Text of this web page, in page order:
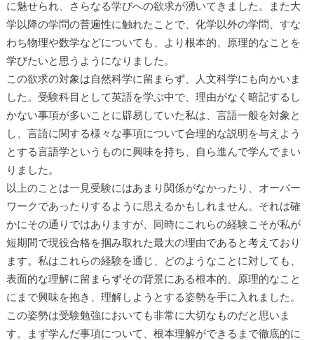
に魅せられ、さらなる学びへの欲求が湧いてきました。また大
学以降の学問の普遍性に触れたことで、化学以外の学問、すな
わち物理や数学などについても、より根本的、原理的なことを
学びたいと思うようになりました。
この欲求の対象は自然科学に留まらず、人文科学にも向かいま
した。受験科目として英語を学ぶ中で、理由がなく暗記するし
かない事項が多いことに辟易していた私は、言語一般を対象と
し、言語に関する様々な事項について合理的な説明を与えよう
とする言語学というものに興味を持ち、自ら進んで学んでまい
りました。
以上のことは一見受験にはあまり関係がなかったり、オーバー
ワークであったりするように思えるかもしれません。それは確
かにその通りではありますが、同時にこれらの経験こそが私が
短期間で現役合格を掴み取れた最大の理由であると考えており
ます。私はこれらの経験を通じ、どのようなことに対しても、
表面的な理解に留まらずその背景にある根本的、原理的なこと
にまで興味を抱き、理解しようとする姿勢を手に入れました。
この姿勢は受験勉強においても非常に大切なものだと思いま
す。まず学んだ事項について、根本理解ができるまで徹底的に